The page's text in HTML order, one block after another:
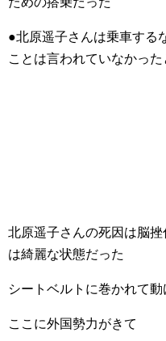
●北原遥子さんは乗車する
ことは言われていなかった
北原遥子さんの死因は脳
は綺麗な状態だった
シートベルトに巻かれて
ここに外国勢力がきて